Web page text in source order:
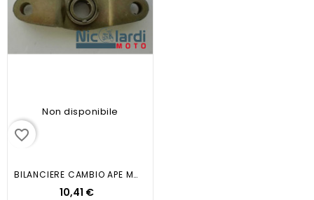
Non disponibile
favorite_border
BILANCIERE CAMBIO APE MP P501 P601
10,41 €